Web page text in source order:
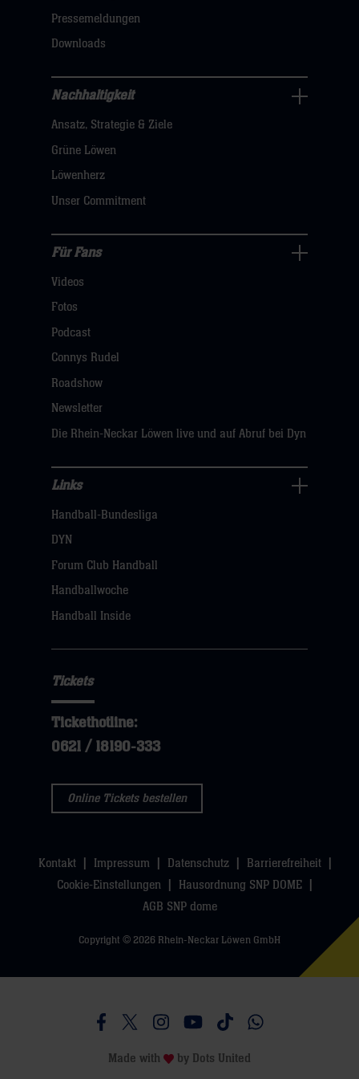
dann
klicken
hier
Pressemeldungen
Downloads
Nachhaltigkeit
Navigation
öffnen,
dann
hier
Nachhaltigkeit
Ansatz, Strategie & Ziele
Grüne Löwen
Löwenherz
Unser Commitment
Fans
Navigation
öffnen,
dann
hier
Für Fans
Videos
Fotos
Podcast
Connys Rudel
Roadshow
Newsletter
Die Rhein-Neckar Löwen live und auf Abruf bei Dyn
Navigation
öffnen,
dann
klicken
Links
Handball-Bundesliga
DYN
Forum Club Handball
Handballwoche
Handball Inside
Tickets
Tickethotline:
0621 / 18190-333
Online Tickets bestellen
Kontakt Impressum Datenschutz
Barrierefreiheit
Cookie-Einstellungen
Hausordnung SNP DOME
AGB SNP dome
Copyright © 2026 Rhein-Neckar Löwen GmbH
Besucht uns auf Facebook
Besucht uns auf Twitter
Besucht uns auf Instagram
Besucht uns auf Youtube
Besucht uns auf
Besucht uns auf
Made with by Dots United